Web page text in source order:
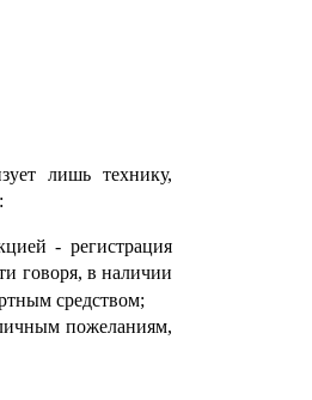
лишь технику,
- регистрация
говоря, в наличии
средством;
пожеланиям,